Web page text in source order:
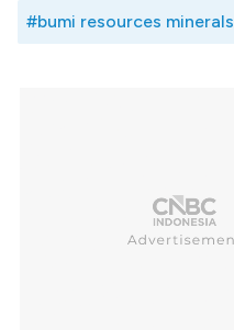
#bumi resources minerals